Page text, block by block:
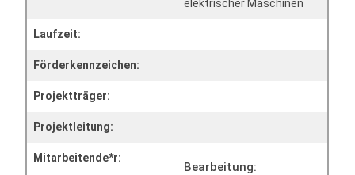
elektrischer Maschinen
Laufzeit:
Förderkennzeichen:
Projektträger:
Projektleitung:
Mitarbeitende*r:
Bearbeitung: